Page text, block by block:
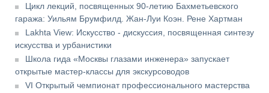
Цикл лекций, посвященных 90-летию Бахметьевского
гаража: Уильям Брумфилд. Жан-Луи Коэн. Рене Хартман
Lakhta View: Искусство - дискуссия, посвященная синтезу
искусства и урбанистики
Школа гида «Москвы глазами инженера» запускает
открытые мастер-классы для экскурсоводов
VI Открытый чемпионат профессионального мастерства